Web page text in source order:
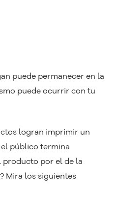
puede permanecer en la
puede ocurrir con tu
logran imprimir un
público termina
por el de la
Mira los siguientes